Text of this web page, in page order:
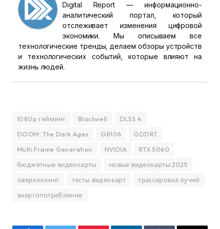
Digital Report — информационно-
аналитический портал, который
отслеживает изменения цифровой
экономики. Мы описываем все
технологические тренды, делаем обзоры устройств
и технологических событий, которые влияют на
жизнь людей.
1080p гейминг Blackwell
DLSS 4
DOOM: The Dark Ages
GB106
GDDR7
Multi Frame Generation
NVIDIA
RTX 5060
бюджетные видеокарты
новые видеокарты 2025
оверклокинг
тесты видеокарт
трассировка лучей
энергопотребление